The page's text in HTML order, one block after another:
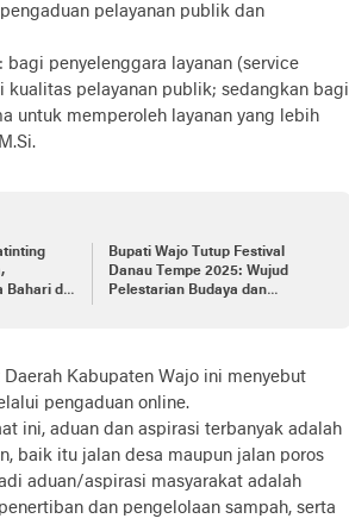
pelayanan publik dan
penyelenggara layanan (service
pelayanan publik; sedangkan bagi
untuk memperoleh layanan yang lebih
Bahari di
Bupati Wajo Tutup Festival
Danau Tempe 2025: Wujud
Pelestarian Budaya dan
Kabupaten Wajo ini menyebut
pengaduan online.
ini, aduan dan aspirasi terbanyak adalah
baik itu jalan desa maupun jalan poros
aduan/aspirasi masyarakat adalah
dan pengelolaan sampah, serta